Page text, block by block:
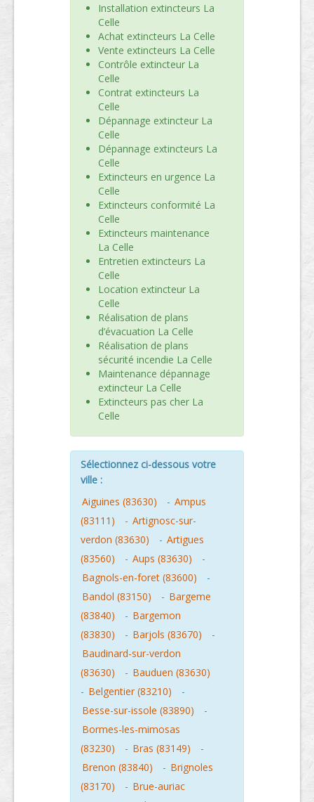
Installation extincteurs La
Celle
Achat extincteurs La Celle
Vente extincteurs La Celle
Contrôle extincteur La
Celle
Contrat extincteurs La
Celle
Dépannage extincteur La
Celle
Dépannage extincteurs La
Celle
Extincteurs en urgence La
Celle
Extincteurs conformité La
Celle
Extincteurs maintenance
La Celle
Entretien extincteurs La
Celle
Location extincteur La
Celle
Réalisation de plans
d’évacuation La Celle
Réalisation de plans
sécurité incendie La Celle
Maintenance dépannage
extincteur La Celle
Extincteurs pas cher La
Celle
Sélectionnez ci-dessous votre
ville :
Aiguines (83630)
- Ampus
(83111)
- Artignosc-sur-
verdon (83630)
- Artigues
(83560)
- Aups (83630)
-
Bagnols-en-foret (83600)
-
Bandol (83150)
- Bargeme
(83840)
- Bargemon
(83830)
- Barjols (83670)
-
Baudinard-sur-verdon
(83630)
- Bauduen (83630)
- Belgentier (83210)
-
Besse-sur-issole (83890)
-
Bormes-les-mimosas
(83230)
- Bras (83149)
-
Brenon (83840)
- Brignoles
(83170)
- Brue-auriac